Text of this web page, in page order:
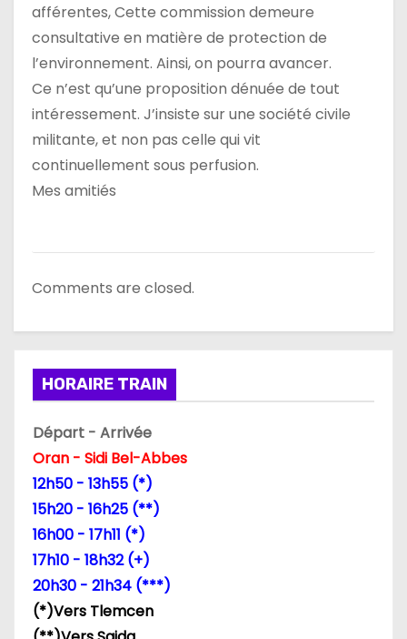
afférentes, Cette commission demeure
consultative en matière de protection de
l’environnement. Ainsi, on pourra avancer.
Ce n’est qu’une proposition dénuée de tout
intéressement. J’insiste sur une société civile
militante, et non pas celle qui vit
continuellement sous perfusion.
Mes amitiés
Comments are closed.
HORAIRE TRAIN
Départ - Arrivée
Oran - Sidi Bel-Abbes
12h50 - 13h55 (*)
15h20 - 16h25 (**)
16h00 - 17h11 (*)
17h10 - 18h32 (+)
20h30 - 21h34 (***)
(*)Vers Tlemcen